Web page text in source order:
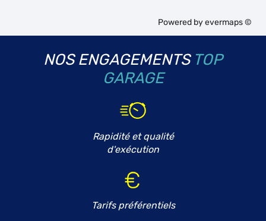
Powered byevermaps ©
NOS ENGAGEMENTS TOP
GARAGE
Rapidité et qualité
d'exécution
Tarifs préférentiels